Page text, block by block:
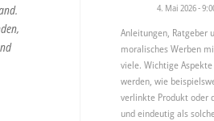
4. Mai 2026 -
Anleitungen, Ratgeber
moralisches Werben
viele. Wichtige
werden, wie
verlinkte Produkt oder
und eindeutig als